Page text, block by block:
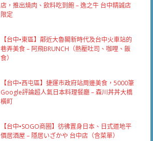
店，推出燒肉、飲料吃到飽 – 逸之牛 台中精誠店
限定
【台中•東區】鄰近大魯閣新時代及台中火車站的
巷弄美食 – 阿飛BRUNCH（熱壓吐司、咖哩、飯
食）
【台中•西屯區】捷運市政府站周邊美食，5000筆
Google評論超人氣日本料理餐廳 – 森川丼丼大橋
橫町
【台中•SOGO商圈】彷彿置身日本、日式道地平
價居酒屋 – 隱居いざかや 台中店（含菜單）